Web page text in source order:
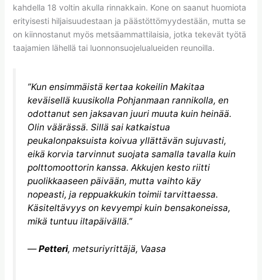
kahdella 18 voltin akulla rinnakkain. Kone on saanut huomiota
erityisesti hiljaisuudestaan ja päästöttömyydestään, mutta se
on kiinnostanut myös metsäammattilaisia, jotka tekevät työtä
taajamien lähellä tai luonnonsuojelualueiden reunoilla.
”Kun ensimmäistä kertaa kokeilin Makitaa
keväisellä kuusikolla Pohjanmaan rannikolla, en
odottanut sen jaksavan juuri muuta kuin heinää.
Olin väärässä. Sillä sai katkaistua
peukalonpaksuista koivua yllättävän sujuvasti,
eikä korvia tarvinnut suojata samalla tavalla kuin
polttomoottorin kanssa. Akkujen kesto riitti
puolikkaaseen päivään, mutta vaihto käy
nopeasti, ja reppuakkukin toimii tarvittaessa.
Käsiteltävyys on kevyempi kuin bensakoneissa,
mikä tuntuu iltapäivällä.”
—Petteri, metsuriyrittäjä, Vaasa